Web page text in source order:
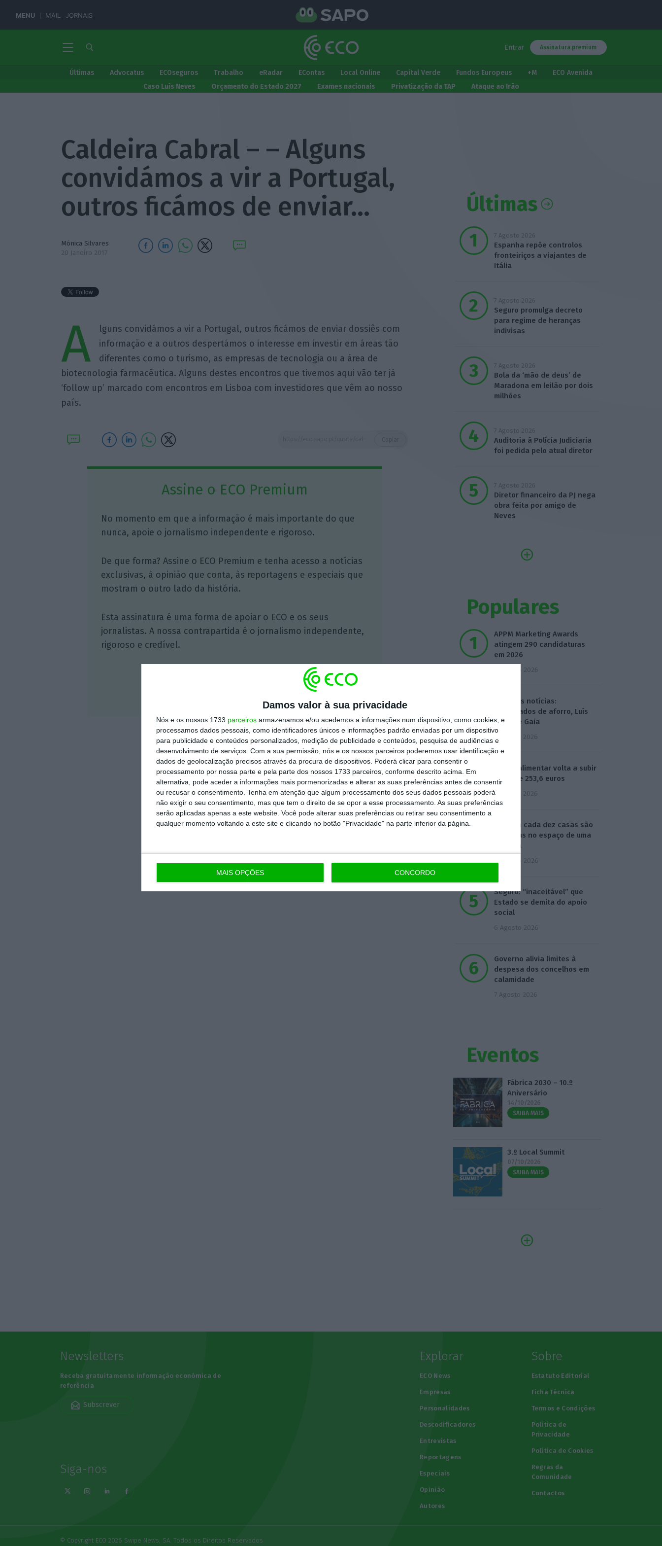
Damos valor à sua privacidade
Nós e os nossos 1733 parceiros armazenamos e/ou acedemos a informações num dispositivo, como cookies, e
processamos dados pessoais, como identificadores únicos e informações padrão enviadas por um dispositivo
para publicidade e conteúdos personalizados, medição de publicidade e conteúdos, pesquisa de audiências e
desenvolvimento de serviços. Com a sua permissão, nós e os nossos parceiros poderemos usar identificação e
dados de geolocalização precisos através da procura de dispositivos. Poderá clicar para consentir o
processamento por nossa parte e pela parte dos nossos 1733 parceiros, conforme descrito acima. Em
alternativa, pode aceder a informações mais pormenorizadas e alterar as suas preferências antes de consentir
ou recusar o consentimento. Tenha em atenção que algum processamento dos seus dados pessoais poderá
não exigir o seu consentimento, mas que tem o direito de se opor a esse processamento. As suas preferências
serão aplicadas apenas a este website. Você pode alterar suas preferências ou retirar seu consentimento a
qualquer momento voltando a este site e clicando no botão "Privacidade" na parte inferior da página.
MAIS OPÇÕES CONCORDO
MENU MAIL JORNAIS
Entrar Assinatura premium
Últimas Advocatus ECOseguros Trabalho eRadar EContas Local Online Capital Verde Fundos Europeus +M
ECO Avenida
Caso Luís Neves
Orçamento do Estado 2027 Exames nacionais Privatização da TAP Ataque ao Irão
Caldeira Cabral – – Alguns
convidámos a vir a Portugal,
outros ficámos de enviar…
Mónica Silvares
20 Janeiro 2017
A
lguns convidámos a vir a Portugal, outros ficámos de enviar dossiês com
informação e a outros despertámos o interesse em investir em áreas tão
diferentes como o turismo, as empresas de tecnologia ou a área de
biotecnologia farmacêutica. Alguns destes encontros que tivemos aqui vão ter já
‘follow up’ marcado com encontros em Lisboa com investidores que vêm ao nosso
país.
Assine o ECO Premium
No momento em que a informação é mais importante do que
nunca, apoie o jornalismo independente e rigoroso.
De que forma? Assine o ECO Premium e tenha acesso a notícias
exclusivas, à opinião que conta, às reportagens e especiais que
mostram o outro lado da história.
Esta assinatura é uma forma de apoiar o ECO e os seus
jornalistas. A nossa contrapartida é o jornalismo independente,
rigoroso e credível.
Últimas
7 Agosto 2026
Espanha repõe controlos
fronteiriços a viajantes de
Itália
7 Agosto 2026
Seguro promulga decreto
para regime de heranças
indivisas
7 Agosto 2026
Bola da ‘mão de deus’ de
Maradona em leilão por dois
milhões
7 Agosto 2026
Auditoria à Polícia Judiciaria
foi pedida pelo atual diretor
7 Agosto 2026
Diretor financeiro da PJ nega
obra feita por amigo de
Neves
Populares
APPM Marketing Awards
atingem 290 candidaturas
em 2026
4 Agosto 2026
Hoje nas notícias:
certificados de aforro, Luís
Neves e Gaia
5 Agosto 2026
Cabaz alimentar volta a subir
e atinge 253,6 euros
5 Agosto 2026
Uma em cada dez casas são
vendidas no espaço de uma
semana
6 Agosto 2026
Seguro: “inaceitável” que
Estado se demita do apoio
social
6 Agosto 2026
Governo alivia limites à
despesa dos concelhos em
calamidade
7 Agosto 2026
Eventos
Fábrica 2030 – 10.º
Aniversário
14/10/2026
SAIBA MAIS
3.º Local Summit
07/10/2026
SAIBA MAIS
Newsletters
Receba gratuitamente informação económica de
referência
Subscrever
Siga-nos
Explorar
ECO News
Empresas
Personalidades
Descodificadores
Entrevistas
Reportagens
Especiais
Opinião
Autores
Sobre
Estatuto Editorial
Ficha Técnica
Termos e Condições
Política de
Privacidade
Política de Cookies
Regras da
Comunidade
Contactos
© Copyright ECO 2026 Swipe News, SA. Todos os Direitos Reservados